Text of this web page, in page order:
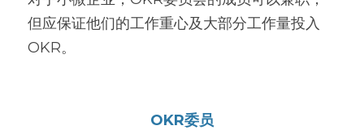
但应保证他们的工作重心及大部分工作量投入
OKR。
OKR委员